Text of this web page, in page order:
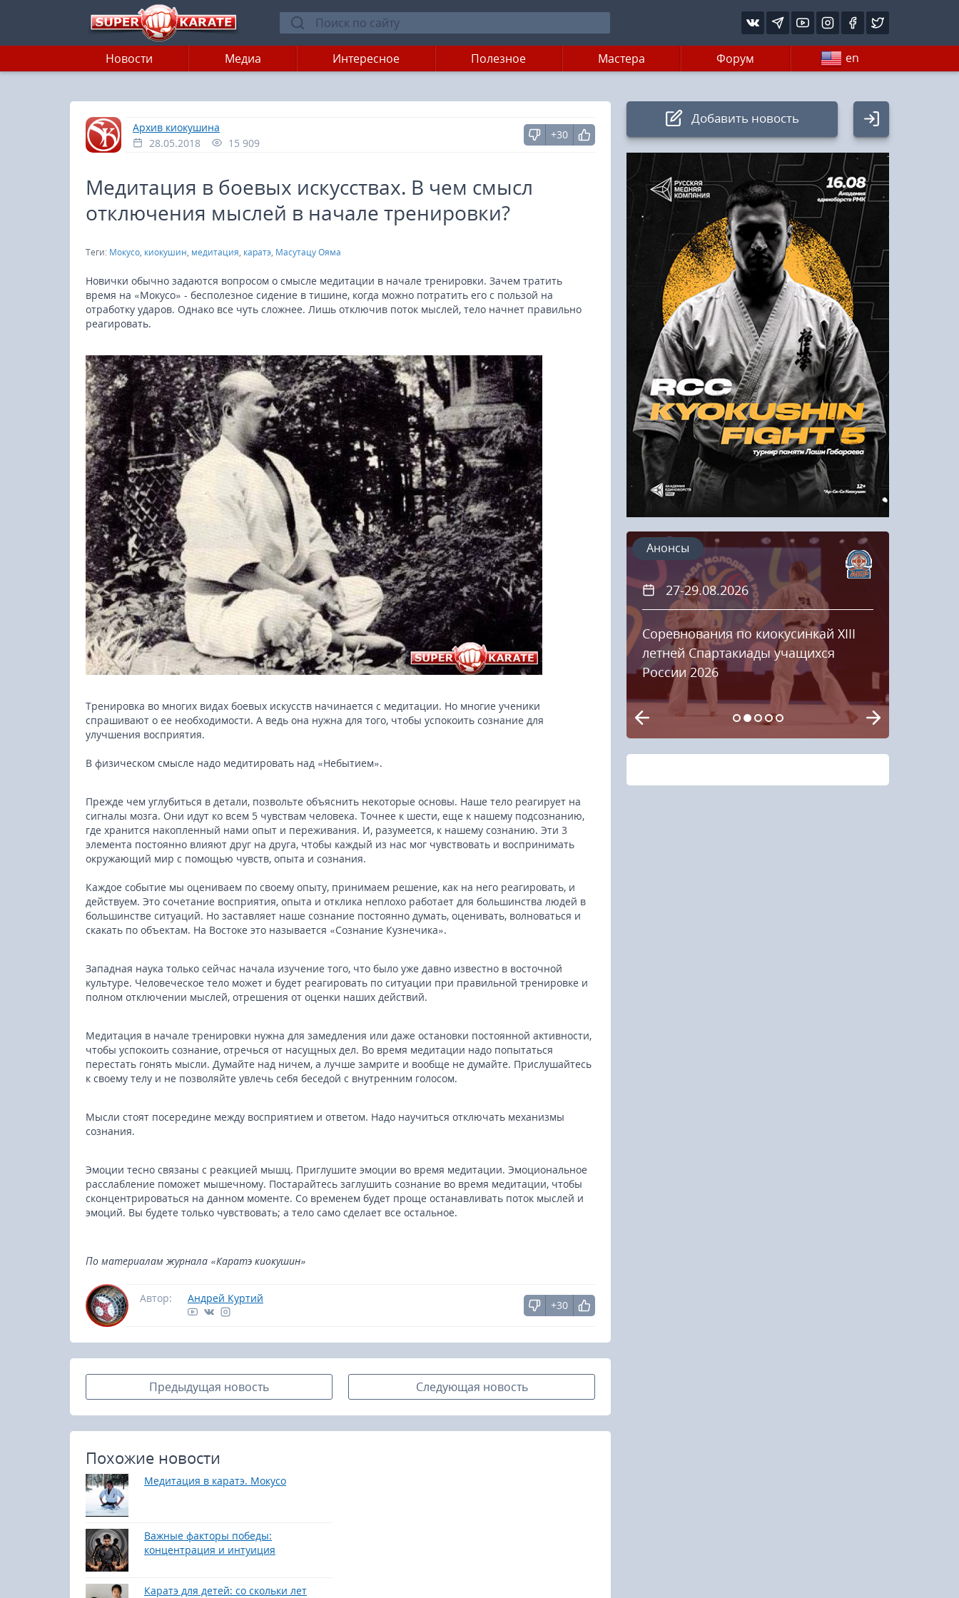
Новости Медиа Интересное Полезное Мастера Форум en
Главная
»
Архив киокушина
28.05.2018
15 909
+30
Медитация в боевых искусствах. В чем смысл
отключения мыслей в начале тренировки?
Теги: Мокусо, киокушин, медитация, каратэ, Масутацу Ояма
Новички обычно задаются вопросом о смысле медитации в начале тренировки. Зачем тратить
время на «Мокусо» - бесполезное сидение в тишине, когда можно потратить его с пользой на
отработку ударов. Однако все чуть сложнее. Лишь отключив поток мыслей, тело начнет правильно
реагировать.
Тренировка во многих видах боевых искусств начинается с медитации. Но многие ученики
спрашивают о ее необходимости. А ведь она нужна для того, чтобы успокоить сознание для
улучшения восприятия.
В физическом смысле надо медитировать над «Небытием».
Прежде чем углубиться в детали, позвольте объяснить некоторые основы. Наше тело реагирует на
сигналы мозга. Они идут ко всем 5 чувствам человека. Точнее к шести, еще к нашему подсознанию,
где хранится накопленный нами опыт и переживания. И, разумеется, к нашему сознанию. Эти 3
элемента постоянно влияют друг на друга, чтобы каждый из нас мог чувствовать и воспринимать
окружающий мир с помощью чувств, опыта и сознания.
Каждое событие мы оцениваем по своему опыту, принимаем решение, как на него реагировать, и
действуем. Это сочетание восприятия, опыта и отклика неплохо работает для большинства людей в
большинстве ситуаций. Но заставляет наше сознание постоянно думать, оценивать, волноваться и
скакать по объектам. На Востоке это называется «Сознание Кузнечика».
Западная наука только сейчас начала изучение того, что было уже давно известно в восточной
культуре. Человеческое тело может и будет реагировать по ситуации при правильной тренировке и
полном отключении мыслей, отрешения от оценки наших действий.
Медитация в начале тренировки нужна для замедления или даже остановки постоянной активности,
чтобы успокоить сознание, отречься от насущных дел. Во время медитации надо попытаться
перестать гонять мысли. Думайте над ничем, а лучше замрите и вообще не думайте. Прислушайтесь
к своему телу и не позволяйте увлечь себя беседой с внутренним голосом.
Мысли стоят посередине между восприятием и ответом. Надо научиться отключать механизмы
сознания.
Эмоции тесно связаны с реакцией мышц. Приглушите эмоции во время медитации. Эмоциональное
расслабление поможет мышечному. Постарайтесь заглушить сознание во время медитации, чтобы
сконцентрироваться на данном моменте. Со временем будет проще останавливать поток мыслей и
эмоций. Вы будете только чувствовать; а тело само сделает все остальное.
По материалам журнала «Каратэ киокушин»
Автор: Андрей Куртий
+30
Предыдущая новость Следующая новость
Похожие новости
Медитация в каратэ. Мокусо
Важные факторы победы:
концентрация и интуиция
Каратэ для детей: со скольки лет
Добавить новость
Авторизация
Логин:
Пароль
Войти
Напомнить пароль
Регистрация
23-25.10.2026
Spanish Autumn Camp 2026
16.08.2026
RCC Kyokushin Fight 5
27-29.08.2026
Соревнования по киокусинкай XIII
летней Спартакиады учащихся
России 2026
Анонсы